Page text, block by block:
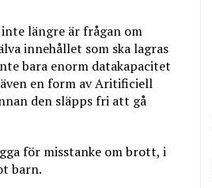
längre är frågan om
innehållet som ska lagras
bara enorm datakapacitet
en form av Aritificiell
den släpps fri att gå
för misstanke om brott, i
barn.